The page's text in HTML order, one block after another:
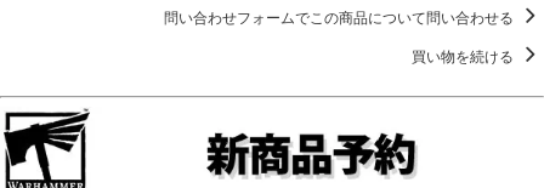
問い合わせフォームでこの商品について問い合わせる
買い物を続ける